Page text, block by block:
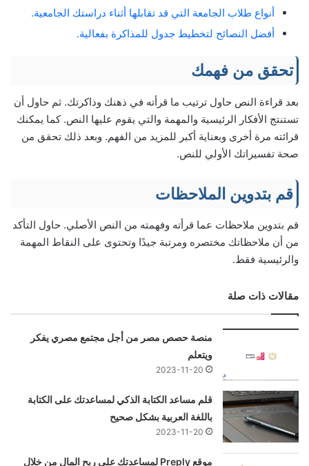
أنواع طلاب الجامعة التي قد تقابلها أثناء دراستك الجامعية.
أفضل النصائح لتخطيط جدول للمذاكرة بفعالية.
تحقق من فهمك
بعد قراءة النص حاول ترتيب ما قرأته في ذهنك وذاكرتك. ثم حاول أن
تستنتج الأفكار الرئيسية والمهمة والتي يقوم عليها النص. كما يمكنك
قرائته مرة أخرى وبعناية أكبر للمزيد من الفهم. وبعد ذلك تحقق من
صحة تفسيراتك الأولي للنص.
قم بتدوين الملاحظات
قم بتدوين ملاحظات عما قرأته وفهمته من النص الأصلي. حاول التأكد
من أن ملاحظاتك مختصره ومرتبة جيدًا وتحتوى على النقاط المهمة
والرئيسية فقط.
مقالات ذات صلة
منصة حصص مصر من أجل مجتمع مصري يفكر
ويتعلم
2023-11-20
قلم مساعد الكتابة الذكي لمساعدتك على الكتابة
باللغة العربية بشكل صحيح
2023-11-20
موقع Preply لمساعدتك على ربح المال من خلال